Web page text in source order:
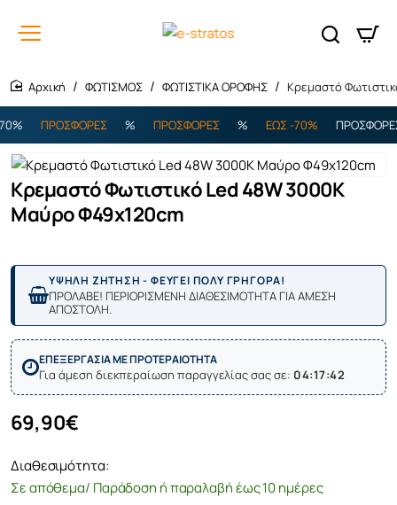
ΦΩΤΙΣΜΟΣ ΦΩΤΙΣΤΙΚΑ ΟΡΟΦΗΣ Κρεμαστό
ΠΡΟΣΦΟΡΕΣ ΠΡΟΣΦΟΡΕΣ ΕΩΣ -70% ΠΡΟΣΦΟΡΕΣ
Κρεμαστό Φωτιστικό Led 48W 3000K
Μαύρο Φ49x120cm
ΥΨΗΛΗ ΖΗΤΗΣΗ - ΦΕΥΓΕΙ ΠΟΛΥ ΓΡΗΓΟΡΑ!
ΠΡΟΛΑΒΕ! ΠΕΡΙΟΡΙΣΜΕΝΗ ΔΙΑΘΕΣΙΜΟΤΗΤΑ ΓΙΑ ΑΜΕΣΗ
ΑΠΟΣΤΟΛΗ.
ΕΠΕΞΕΡΓΑΣΙΑ ΜΕ ΠΡΟΤΕΡΑΙΟΤΗΤΑ
Για άμεση διεκπεραίωση παραγγελίας σας σε: 04:17:42
Διαθεσιμότητα:
Σε απόθεμα/ Παράδοση ή παραλαβή έως 10 ημέρες
69,90€